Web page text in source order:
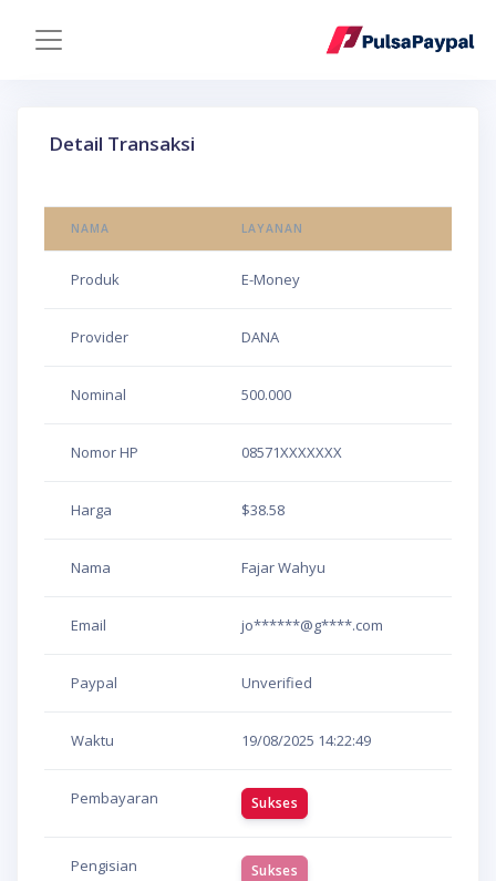
Detail Transaksi
NAMA LAYANAN
Produk E-Money
Provider DANA
Nominal 500.000
Nomor HP 08571XXXXXXX
Harga $38.58
Nama Fajar Wahyu
Email jo******@g****.com
Paypal Unverified
Waktu 19/08/2025 14:22:49
Pembayaran Sukses
Pengisian Sukses